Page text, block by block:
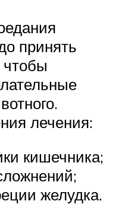
принять
лечения:
кишечника;
желудка.